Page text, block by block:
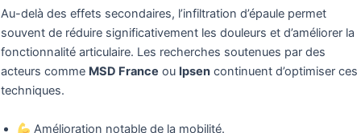
Au-delà des effets secondaires, l’infiltration d’épaule permet
souvent de réduire significativement les douleurs et d’améliorer la
fonctionnalité articulaire. Les recherches soutenues par des
acteurs comme MSD France ou Ipsen continuent d’optimiser ces
techniques.
Amélioration notable de la mobilité.